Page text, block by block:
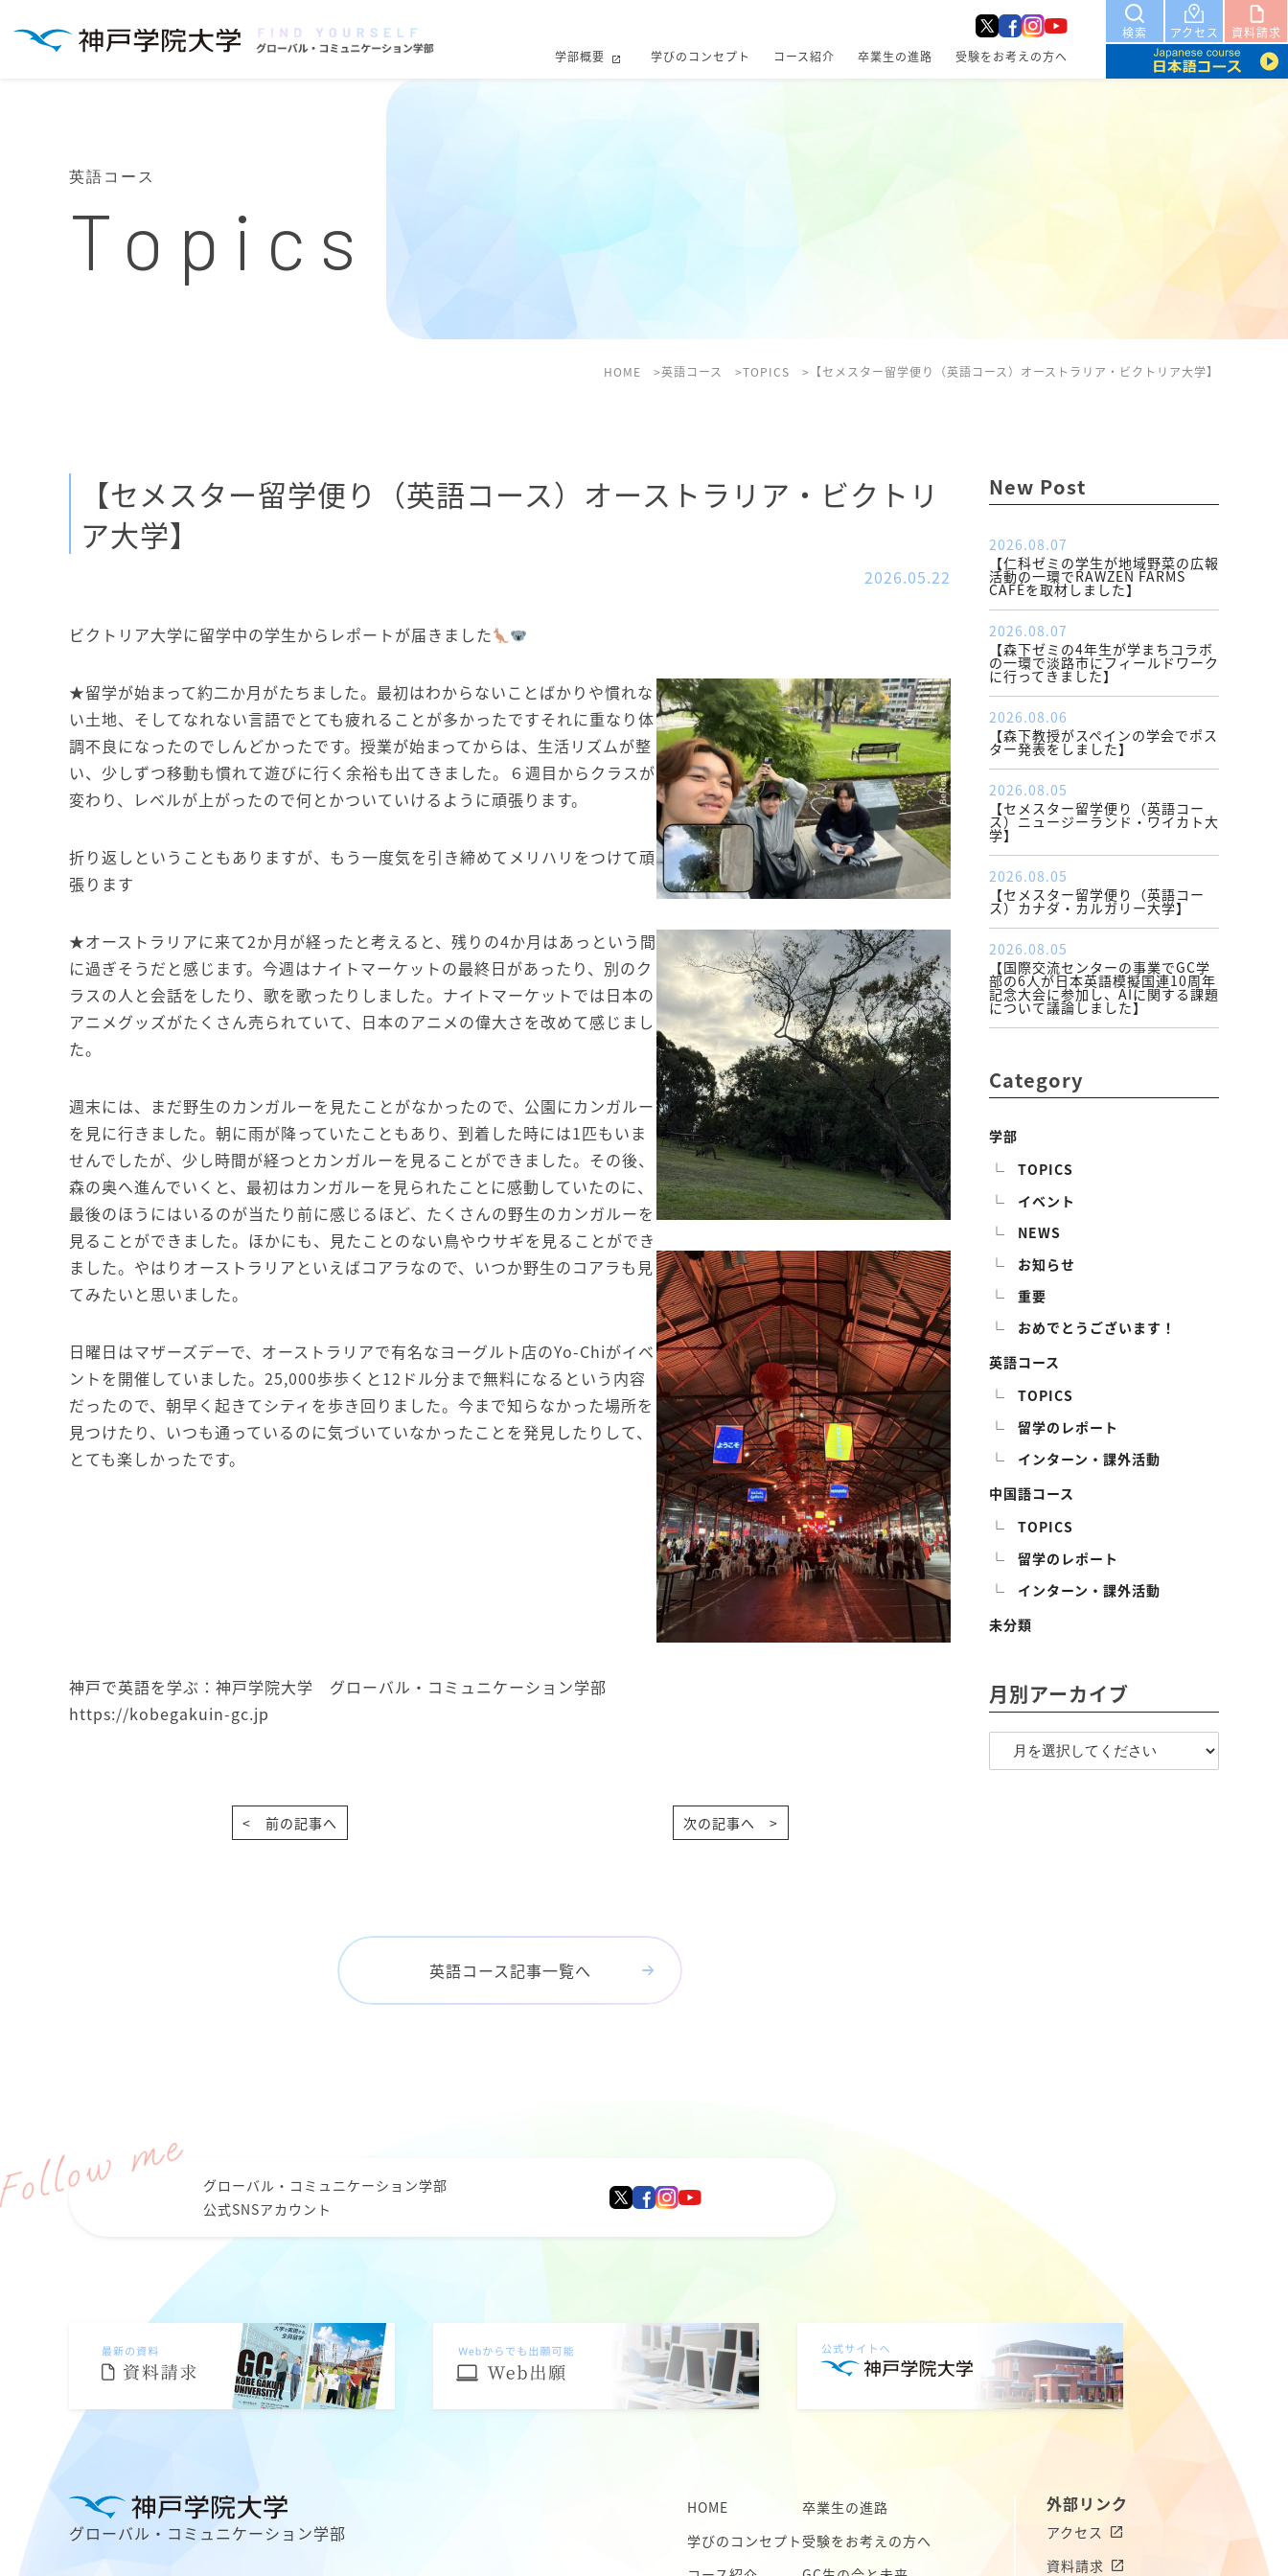
学部概要 学びのコンセプト コース紹介 卒業生の進路 受験をお考えの方へ
検索 アクセス 資料請求
Topics
英語コース
HOME 英語コース TOPICS 【セメスター留学便り（英語コース）オーストラリア・ビクトリア大学】
【セメスター留学便り（英語コース）オーストラリア・ビクトリ
ア大学】
2026.05.22
ビクトリア大学に留学中の学生からレポートが届きました
★留学が始まって約二か月がたちました。最初はわからないことばかりや慣れな
い土地、そしてなれない言語でとても疲れることが多かったですそれに重なり体
調不良になったのでしんどかったです。授業が始まってからは、生活リズムが整
い、少しずつ移動も慣れて遊びに行く余裕も出てきました。６週目からクラスが
変わり、レベルが上がったので何とかついていけるように頑張ります。
折り返しということもありますが、もう一度気を引き締めてメリハリをつけて頑
張ります
★オーストラリアに来て2か月が経ったと考えると、残りの4か月はあっという間
に過ぎそうだと感じます。今週はナイトマーケットの最終日があったり、別のク
ラスの人と会話をしたり、歌を歌ったりしました。ナイトマーケットでは日本の
アニメグッズがたくさん売られていて、日本のアニメの偉大さを改めて感じまし
た。
週末には、まだ野生のカンガルーを見たことがなかったので、公園にカンガルー
を見に行きました。朝に雨が降っていたこともあり、到着した時には1匹もいま
せんでしたが、少し時間が経つとカンガルーを見ることができました。その後、
森の奥へ進んでいくと、最初はカンガルーを見られたことに感動していたのに、
最後のほうにはいるのが当たり前に感じるほど、たくさんの野生のカンガルーを
見ることができました。ほかにも、見たことのない鳥やウサギを見ることができ
ました。やはりオーストラリアといえばコアラなので、いつか野生のコアラも見
てみたいと思いました。
日曜日はマザーズデーで、オーストラリアで有名なヨーグルト店のYo-Chiがイベ
ントを開催していました。25,000歩歩くと12ドル分まで無料になるという内容
だったので、朝早く起きてシティを歩き回りました。今まで知らなかった場所を
見つけたり、いつも通っているのに気づいていなかったことを発見したりして、
とても楽しかったです。
神戸で英語を学ぶ：神戸学院大学 グローバル・コミュニケーション学部
https://kobegakuin-gc.jp
< 前の記事へ 次の記事へ >
英語コース記事一覧へ
New Post
2026.08.07
【仁科ゼミの学生が地域野菜の広報
活動の一環でRAWZEN FARMS
CAFÉを取材しました】
2026.08.07
【森下ゼミの4年生が学まちコラボ
の一環で淡路市にフィールドワーク
に行ってきました】
2026.08.06
【森下教授がスペインの学会でポス
ター発表をしました】
2026.08.05
【セメスター留学便り（英語コー
ス）ニュージーランド・ワイカト大
学】
2026.08.05
【セメスター留学便り（英語コー
ス）カナダ・カルガリー大学】
2026.08.05
【国際交流センターの事業でGC学
部の6人が日本英語模擬国連10周年
記念大会に参加し、AIに関する課題
について議論しました】
Category
学部
TOPICS
イベント
NEWS
お知らせ
重要
おめでとうございます！
英語コース
TOPICS
留学のレポート
インターン・課外活動
中国語コース
TOPICS
留学のレポート
インターン・課外活動
未分類
月別アーカイブ
グローバル・コミュニケーション学部
公式SNSアカウント
グローバル・コミュニケーション学部
HOME
学びのコンセプト
卒業生の進路
受験をお考えの方へ
外部リンク
アクセス
資料請求